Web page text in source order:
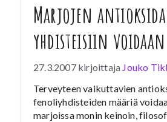
Marjojen
yhdisteisiin
27.3.2007 kirjoittaja Jouko
Terveyteen vaikuttavien
fenoliyhdisteiden määriä
marjoissa monin keinoin,